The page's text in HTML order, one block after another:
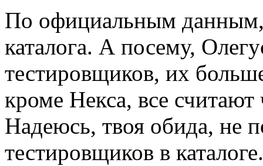
По официальным данным,
каталога. А посему,
тестировщиков, их
кроме Некса, все
Надеюсь, твоя обида, не
тестировщиков в каталоге.